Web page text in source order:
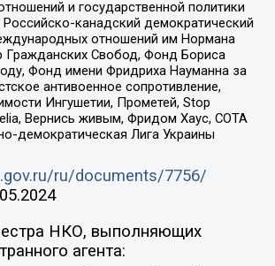
и государственной политики
канадский демократический
отношений им Нормана
Гражданских Свобод, Фонд Бориса
Фонд имени Фридриха Науманна за
антивоенное сопротивление,
Ингушетии, Прометей, Stop
Вернись живым, Фридом Хаус, СОТА
демократическая Лига Украины
ru/documents/7756/
НКО, выполняющих
агента: